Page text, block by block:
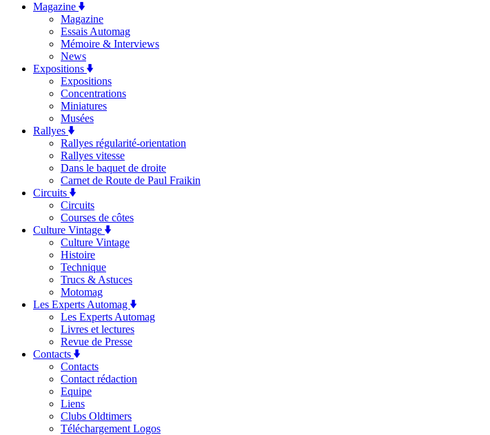
Magazine
Magazine
Essais Automag
Mémoire & Interviews
News
Expositions
Expositions
Concentrations
Miniatures
Musées
Rallyes
Rallyes régularité-orientation
Rallyes vitesse
Dans le baquet de droite
Carnet de Route de Paul Fraikin
Circuits
Circuits
Courses de côtes
Culture Vintage
Culture Vintage
Histoire
Technique
Trucs & Astuces
Motomag
Les Experts Automag
Les Experts Automag
Livres et lectures
Revue de Presse
Contacts
Contacts
Contact rédaction
Equipe
Liens
Clubs Oldtimers
Téléchargement Logos